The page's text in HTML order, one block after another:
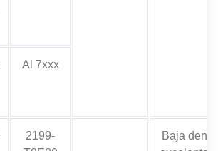
Al 7xxx
2199-
Baja